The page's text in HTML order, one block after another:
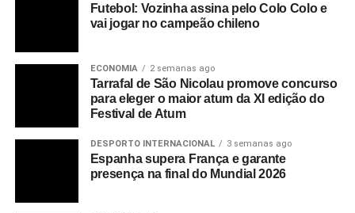
econômicos e a insegurança em relação ao futuro tendem
Tendo isso em vista, a ONU afirmou que “o apoio às
famílias vulneráveis, incluindo àquelas que perderam
renda, que têm crianças pequenas, idosos e pessoas
com deficiência, é mais necessário agora do que nunca.”
O Dia Internacional das Famílias tem exatamente este
propósito: debater as questões que envolvem a família na
Futebol: Vozinha assina pelo Colo Colo e
vai jogar no campeão chileno
ECONOMIA 2 semanas ago
Tarrafal de São Nicolau promove concurso
para eleger o maior atum da XI edição do
Festival de Atum
DESPORTO INTERNACIONAL 3 semanas ago
Espanha supera França e garante
presença na final do Mundial 2026